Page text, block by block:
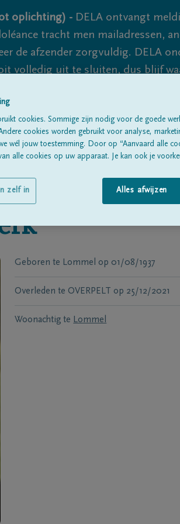
oplichting) - DELA ontvangt
tracht men mailadressen,
de afzender zorgvuldig. DELA
volledig uit te sluiten, dus blijf
Alle
Geboren te Lommel op 01/08/1937
Overleden te OVERPELT op 25/12/2021
Woonachtig te Lommel
cookies. Sommige zijn nodig voor de goede
cookies worden gebruikt voor analyse,
wél jouw toestemming. Door op “Aanvaard alle
alle cookies op uw apparaat. Je kan ook je
Alles afwijzen
zelf in